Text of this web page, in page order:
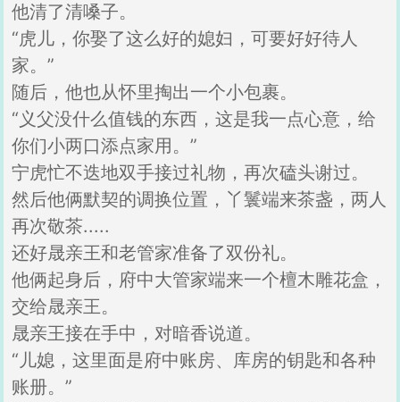
他清了清嗓子。
“虎儿，你娶了这么好的媳妇，可要好好待人
家。”
随后，他也从怀里掏出一个小包裹。
“义父没什么值钱的东西，这是我一点心意，给
你们小两口添点家用。”
宁虎忙不迭地双手接过礼物，再次磕头谢过。
然后他俩默契的调换位置，丫鬟端来茶盏，两人
再次敬茶.....
还好晟亲王和老管家准备了双份礼。
他俩起身后，府中大管家端来一个檀木雕花盒，
交给晟亲王。
晟亲王接在手中，对暗香说道。
“儿媳，这里面是府中账房、库房的钥匙和各种
账册。”